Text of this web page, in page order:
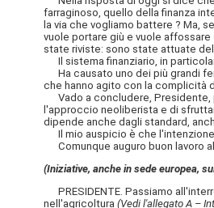
farraginoso, quello della finanza
la via che vogliamo battere ? Ma,
vuole portare giù e vuole
state riviste: sono state attuate
Il sistema finanziario, in
Ha causato uno dei più grandi
che hanno agito con la complicità
Vado a concludere, Presidente,
l'approccio neoliberista e di
dipende anche dagli standard,
Il mio auspicio è che
Comunque auguro buon lavoro
(Iniziative, anche in sede europea,
PRESIDENTE. Passiamo
nell'agricoltura (Vedi l'allegato A –